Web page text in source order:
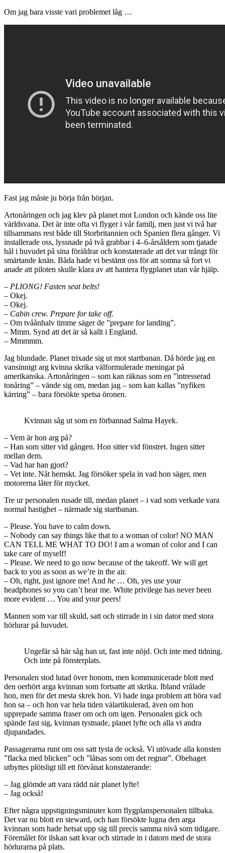
Om jag bara visste vari problemet låg …
Fast jag måste ju börja från början.
Artonåringen och jag klev på planet mot London och kände oss lite
världsvana. Det är inte ofta vi flyger i vår familj, men just vi två har
tillsammans rest både till Storbritannien och Spanien flera gånger. Vi
installerade oss, lyssnade på två grabbar i 4–6-årsåldern som tjatade
hål i huvudet på sina föräldrar och konstaterade att det var trångt för
smärtande knän. Båda hade vi bestämt oss för att somna så fort vi
anade att piloten skulle klara av att hantera flygplanet utan vår hjälp.
– PLIONG! Fasten seat belts!
– Okej.
– Okej.
– Cabin crew. Prepare for take off.
– Om tvåånhalv timme säger de ”prepare for landing”.
– Mmm. Synd att det är så kallt i England.
– Mmmmm.
Jag blundade. Planet trixade sig ut mot startbanan. Då hörde jag en
vansinnigt arg kvinna skrika välformulerade meningar på
amerikanska. Artonåringen – som kan räknas som en ”intresserad
tonåring” – vände sig om, medan jag – som kan kallas ”nyfiken
kärring” – bara försökte spetsa öronen.
Kvinnan såg ut som en förbannad Salma Hayek.
– Vem är hon arg på?
– Han som sitter vid gången. Hon sitter vid fönstret. Ingen sitter
mellan dem.
– Vad har han gjort?
– Vet inte. Nåt hemskt. Jag försöker spela in vad hon säger, men
motorerna låter för mycket.
Tre ur personalen rusade till, medan planet – i vad som verkade vara
normal hastighet – närmade sig startbanan.
– Please. You have to calm down.
– Nobody can say things like that to a woman of color! NO MAN
CAN TELL ME WHAT TO DO! I am a woman of color and I can
take care of myself!
– Please. We need to go now because of the takeoff. We will get
back to you as soon as we’re in the air.
– Oh, right, just ignore me! And he … Oh, yes use your
headphones so you can’t hear me. White privilege has never been
more evident … You and your peers!
Mannen som var till skuld, satt och stirrade in i sin dator med stora
hörlurar på huvudet.
Ungefär så här såg han ut, fast inte nöjd. Och inte med tidning.
Och inte på fönsterplats.
Personalen stod lutad över honom, men kommunicerade blott med
den oerhört arga kvinnan som fortsatte att skrika. Ibland vrålade
hon, men för det mesta skrek hon. Vi hade inga problem att höra vad
hon sa – och hon var hela tiden välartikulerad, även om hon
upprepade samma fraser om och om igen. Personalen gick och
spände fast sig, kvinnan tystnade, planet lyfte och alla vi andra
djupandades.
Passagerarna runt om oss satt tysta de också. Vi utövade alla konsten
”flacka med blicken” och ”låtsas som om det regnar”. Obehaget
utbyttes plötsligt till ett förvånat konstaterande:
– Jag glömde att vara rädd när planet lyfte!
– Jag också!
Efter några uppstigningsminuter kom flygplanspersonalen tillbaka.
Det var nu blott en steward, och han försökte lugna den arga
kvinnan som hade hetsat upp sig till precis samma nivå som tidigare.
Föremålet för ilskan satt kvar och stirrade in i datorn med de stora
hörlurarna på plats.